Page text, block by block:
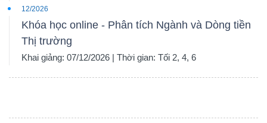
12/2026
Khóa học online - Phân tích Ngành và Dòng tiền
Thị trường
Khai giảng: 07/12/2026 | Thời gian: Tối 2, 4, 6